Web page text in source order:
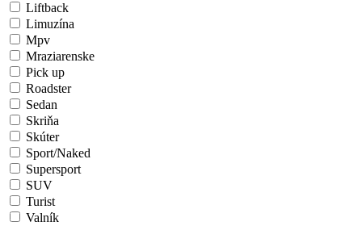
Liftback
Limuzína
Mpv
Mraziarenske
Pick up
Roadster
Sedan
Skriňa
Skúter
Sport/Naked
Supersport
SUV
Turist
Valník